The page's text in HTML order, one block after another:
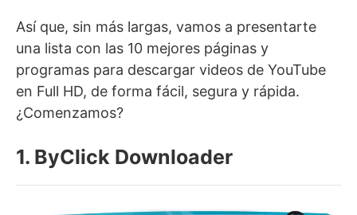
Así que, sin más largas, vamos a presentarte
una lista con las 10 mejores páginas y
programas para descargar videos de YouTube
en Full HD, de forma fácil, segura y rápida.
¿Comenzamos?
1. ByClick Downloader